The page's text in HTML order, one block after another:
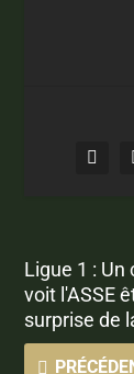
Ligue 1 :
voit l'ASSE
surprise de